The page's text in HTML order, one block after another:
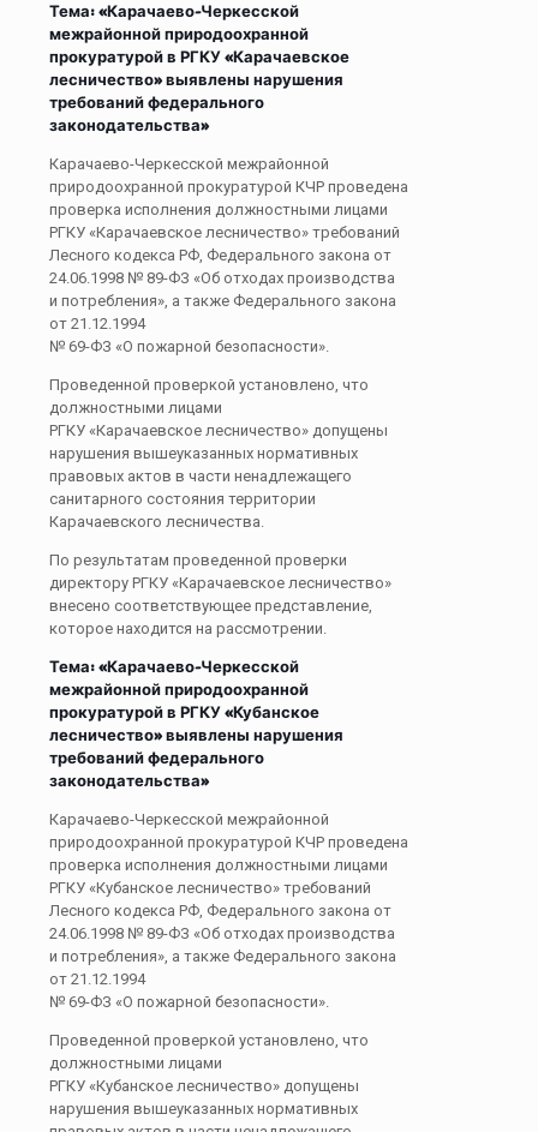
Тема: «Карачаево-Черкесской
межрайонной природоохранной
прокуратурой в РГКУ «Карачаевское
лесничество» выявлены нарушения
требований федерального
законодательства»
Карачаево-Черкесской межрайонной
природоохранной прокуратурой КЧР проведена
проверка исполнения должностными лицами
РГКУ «Карачаевское лесничество» требований
Лесного кодекса РФ, Федерального закона от
24.06.1998 № 89-ФЗ «Об отходах производства
и потребления», а также Федерального закона
от 21.12.1994
№ 69-ФЗ «О пожарной безопасности».
Проведенной проверкой установлено, что
должностными лицами
РГКУ «Карачаевское лесничество» допущены
нарушения вышеуказанных нормативных
правовых актов в части ненадлежащего
санитарного состояния территории
Карачаевского лесничества.
По результатам проведенной проверки
директору РГКУ «Карачаевское лесничество»
внесено соответствующее представление,
которое находится на рассмотрении.
Тема: «Карачаево-Черкесской
межрайонной природоохранной
прокуратурой в РГКУ «Кубанское
лесничество» выявлены нарушения
требований федерального
законодательства»
Карачаево-Черкесской межрайонной
природоохранной прокуратурой КЧР проведена
проверка исполнения должностными лицами
РГКУ «Кубанское лесничество» требований
Лесного кодекса РФ, Федерального закона от
24.06.1998 № 89-ФЗ «Об отходах производства
и потребления», а также Федерального закона
от 21.12.1994
№ 69-ФЗ «О пожарной безопасности».
Проведенной проверкой установлено, что
должностными лицами
РГКУ «Кубанское лесничество» допущены
нарушения вышеуказанных нормативных